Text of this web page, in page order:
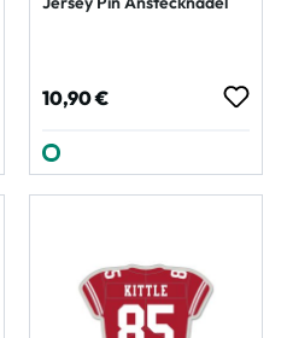
Regulärer Preis:
10,90 €